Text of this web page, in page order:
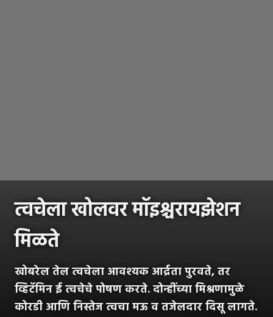
त्वचेला खोलवर मॉइश्चरायझेशन
मिळते
खोबरेल तेल त्वचेला आवश्यक आर्द्रता पुरवते, तर
व्हिटॅमिन ई त्वचेचे पोषण करते. दोन्हींच्या मिश्रणामुळे
कोरडी आणि निस्तेज त्वचा मऊ व तजेलदार दिसू लागते.